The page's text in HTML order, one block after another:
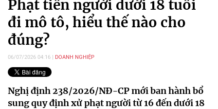
Phạt tiền người dưới 18 tuổi
đi mô tô, hiểu thế nào cho
đúng?
06/07/2026 04:16 DOANH NGHIỆP
Nghị định 238/2026/NĐ-CP mới ban hành bổ
sung quy định xử phạt người từ 16 đến dưới 18